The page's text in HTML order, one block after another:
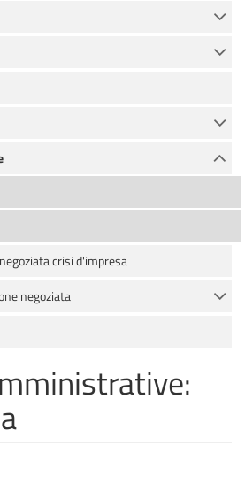
crisi d'impresa
negoziata